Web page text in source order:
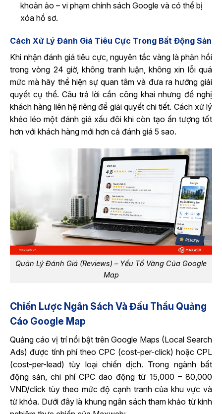
khoản ảo – vi phạm chính sách Google và có thể bị
xóa hồ sơ.
Cách Xử Lý Đánh Giá Tiêu Cực Trong Bất Động Sản
Khi nhận đánh giá tiêu cực, nguyên tắc vàng là phản hồi
trong vòng 24 giờ, không tranh luận, không xin lỗi quá
mức mà hãy thể hiện sự quan tâm và đưa ra hướng giải
quyết cụ thể. Câu trả lời cần công khai nhưng đề nghị
khách hàng liên hệ riêng để giải quyết chi tiết. Cách xử lý
khéo léo một đánh giá xấu đôi khi còn tạo ấn tượng tốt
hơn với khách hàng mới hơn cả đánh giá 5 sao.
Quản Lý Đánh Giá (Reviews) – Yếu Tố Vàng Của Google
Map
Chiến Lược Ngân Sách Và Đấu Thầu Quảng
Cáo Google Map
Quảng cáo vị trí nổi bật trên Google Maps (Local Search
Ads) được tính phí theo CPC (cost-per-click) hoặc CPL
(cost-per-lead) tùy loại chiến dịch. Trong ngành bất
động sản, chi phí CPC dao động từ 15,000 – 80,000
VND/click tùy theo mức độ cạnh tranh của khu vực và
từ khóa. Dưới đây là khung ngân sách tham khảo từ kinh